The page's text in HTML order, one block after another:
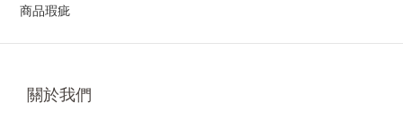
商品瑕疵
關於我們